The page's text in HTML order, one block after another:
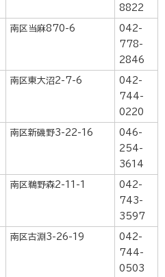
8822
南区当麻870-6
042-
778-
2846
南区東大沼2-7-6
042-
744-
0220
南区新磯野3-22-16
046-
254-
3614
南区鵜野森2-11-1
042-
743-
3597
南区古淵3-26-19
042-
744-
0503